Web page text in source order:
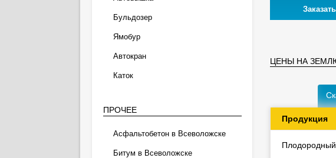
ЦЕНЫ НА
Продукция
Плодородный
Бульдозер
Ямобур
Автокран
Каток
ПРОЧЕЕ
Асфальтобетон в Всеволожске
Битум в Всеволожске